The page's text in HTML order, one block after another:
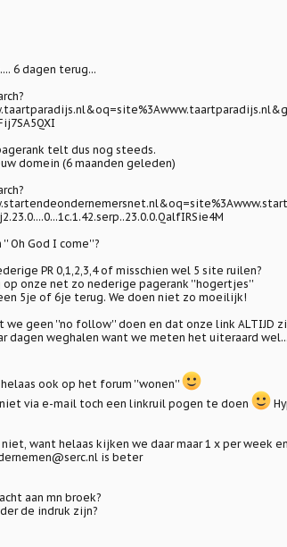
6 dagen terug...
telt dus nog steeds.
domein (6 maanden geleden)
Oh God I come''?
PR 0,1,2,3,4 of misschien wel 5 site ruilen?
op onze net zo nederige pagerank ''hogertjes''
5je of 6je terug. We doen niet zo moeilijk!
we geen ''no follow'' doen en dat onze link ALTIJD
dagen weghalen want we meten het uiteraard
ook op het forum ''wonen''
via e-mail toch een linkruil pogen te doen
niet, want helaas kijken we daar maar 1 x per week
is beter
aan mn broek?
de indruk zijn?